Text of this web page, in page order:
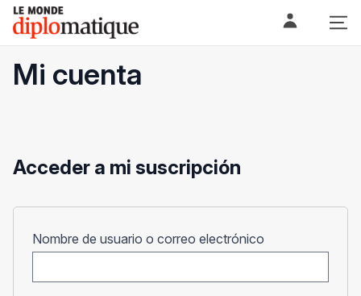
Skip
content
Le monde diplomatique
Mi cuenta
Acceder a mi suscripción
Nombre de usuario o correo electrónico